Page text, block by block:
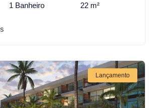
1 Banheiro 22 m²
Lançamento